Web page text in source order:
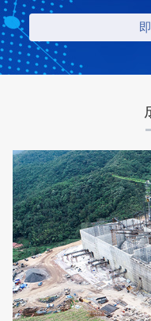
湖北省荆门市
项目业主
中昇东浩荆门建材
咨